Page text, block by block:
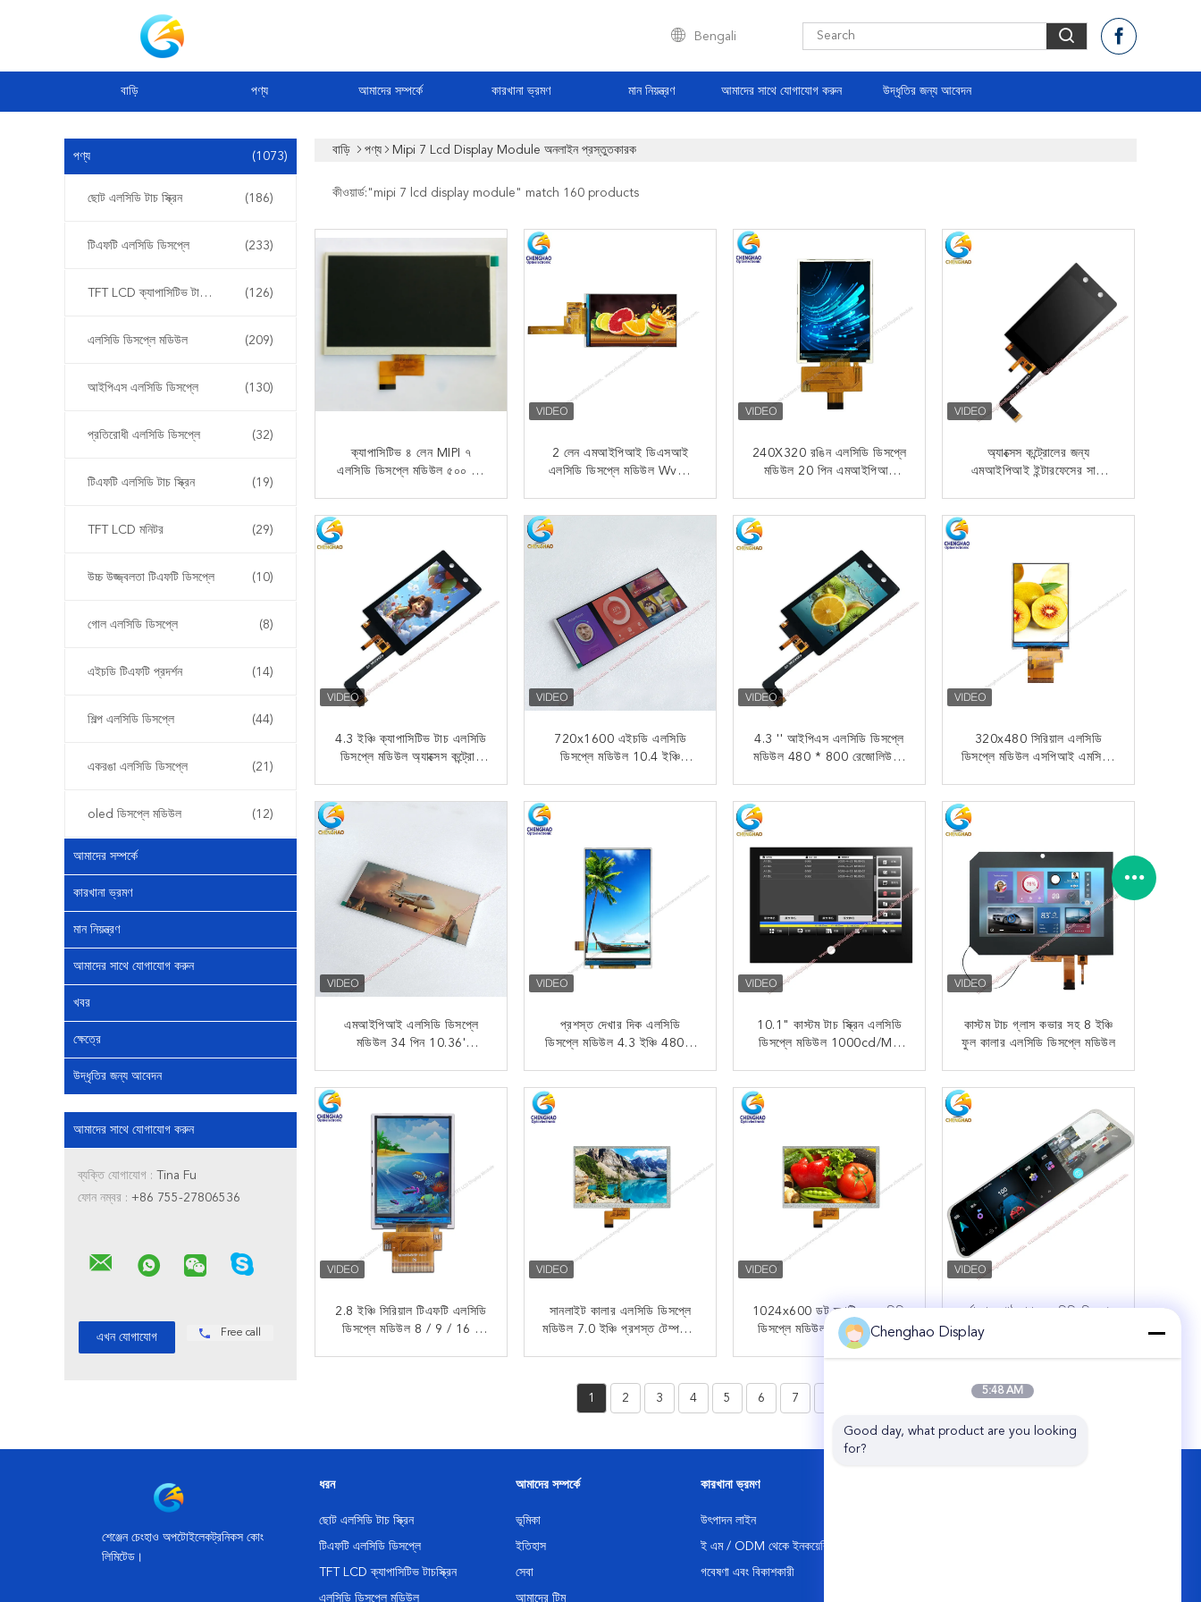
Bengali
বাড়ি পণ্য আমাদের সম্পর্কে কারখানা ভ্রমণ মান নিয়ন্ত্রণ আমাদের সাথে যোগাযোগ করুন উদ্ধৃতির জন্য আবেদন
পণ্য (1073)
ছোট এলসিডি টাচ স্ক্রিন (186)
টিএফটি এলসিডি ডিসপ্লে (233)
TFT LCD ক্যাপাসিটিভ টাচস্ক্রিন (126)
এলসিডি ডিসপ্লে মডিউল (209)
আইপিএস এলসিডি ডিসপ্লে (130)
প্রতিরোধী এলসিডি ডিসপ্লে (32)
টিএফটি এলসিডি টাচ স্ক্রিন (19)
TFT LCD মনিটর (29)
উচ্চ উজ্জ্বলতা টিএফটি ডিসপ্লে (10)
গোল এলসিডি ডিসপ্লে (8)
এইচডি টিএফটি প্রদর্শন (14)
শিল্প এলসিডি ডিসপ্লে (44)
একরঙা এলসিডি ডিসপ্লে (21)
oled ডিসপ্লে মডিউল (12)
আমাদের সম্পর্কে
কারখানা ভ্রমণ
মান নিয়ন্ত্রণ
আমাদের সাথে যোগাযোগ করুন
খবর
ক্ষেত্রে
উদ্ধৃতির জন্য আবেদন
আমাদের সাথে যোগাযোগ করুন
ব্যক্তি যোগাযোগ : Tina Fu
ফোন নম্বর : +86 755-27806536
Free call
বাড়ি পণ্য Mipi 7 Lcd Display Module অনলাইন প্রস্তুতকারক
কীওয়ার্ড:" mipi 7 lcd display module " match 160 products
ক্যাপাসিটিভ ৪ লেন MIPI ৭
এলসিডি ডিসপ্লে মডিউল ৫০০ নিট
এখন যোগাযোগ
2 লেন এমআইপিআই ডিএসআই
এলসিডি ডিসপ্লে মডিউল Wvga
এখন যোগাযোগ
240X320 রঙিন এলসিডি ডিসপ্লে
মডিউল 20 পিন এমআইপিআই
এখন যোগাযোগ
অ্যাক্সেস কন্ট্রোলের জন্য
এমআইপিআই ইন্টারফেসের সাথে
এখন যোগাযোগ
4.3 ইঞ্চি ক্যাপাসিটিভ টাচ এলসিডি
ডিসপ্লে মডিউল অ্যাক্সেস কন্ট্রোল
এখন যোগাযোগ
720x1600 এইচডি এলসিডি
ডিসপ্লে মডিউল 10.4 ইঞ্চি
এখন যোগাযোগ
4.3 '' আইপিএস এলসিডি ডিসপ্লে
মডিউল 480 * 800 রেজোলিউশন
এখন যোগাযোগ
320x480 সিরিয়াল এলসিডি
ডিসপ্লে মডিউল এসপিআই এমসিইউ
এখন যোগাযোগ
এমআইপিআই এলসিডি ডিসপ্লে
মডিউল 34 পিন 10.36'
এখন যোগাযোগ
প্রশস্ত দেখার দিক এলসিডি
ডিসপ্লে মডিউল 4.3 ইঞ্চি 480 *
এখন যোগাযোগ
10.1" কাস্টম টাচ স্ক্রিন এলসিডি
ডিসপ্লে মডিউল 1000cd/M2
এখন যোগাযোগ
কাস্টম টাচ গ্লাস কভার সহ 8 ইঞ্চি
ফুল কালার এলসিডি ডিসপ্লে মডিউল
এখন যোগাযোগ
2.8 ইঞ্চি সিরিয়াল টিএফটি এলসিডি
ডিসপ্লে মডিউল 8 / 9 / 16 /
সানলাইট কালার এলসিডি ডিসপ্লে
মডিউল 7.0 ইঞ্চি প্রশস্ত টেম্পল 4
1024x600 ডট ম্যাট্রিক্স এলসিডি
ডিসপ্লে মডিউল উচ্চতা উজ্জ্বলতা
প্রশস্ত তাপমাত্রা প্রদর্শন
সূর্যালোক পাঠযোগ্য এলসিডি ডিসপ্লে
মডিউল ১১. ৯ ইঞ্চি ৪৪০x১৯২০
1 2 3 4 5 6 7
শেঞ্জেন চেংহাও অপটোইলেকট্রনিকস কোং
লিমিটেড।
ধরন
ছোট এলসিডি টাচ স্ক্রিন
টিএফটি এলসিডি ডিসপ্লে
TFT LCD ক্যাপাসিটিভ টাচস্ক্রিন
এলসিডি ডিসপ্লে মডিউল
আমাদের সম্পর্কে
ভূমিকা
ইতিহাস
সেবা
আমাদের টিম
কারখানা ভ্রমণ
উৎপাদন লাইন
ই এম / ODM থেকে ইনকয়েরি
গবেষণা এবং বিকাশকারী
Chenghao Display
5:48 AM
Good day, what product are you looking
for?